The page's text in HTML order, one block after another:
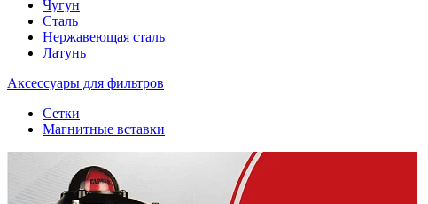
Чугун
Сталь
Нержавеющая сталь
Латунь
Аксессуары для фильтров
Сетки
Магнитные вставки